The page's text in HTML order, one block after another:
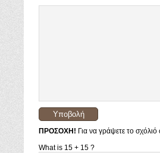
ΠΡΟΣΟΧΗ! Για να γράψετε το
What is 15 + 15 ?